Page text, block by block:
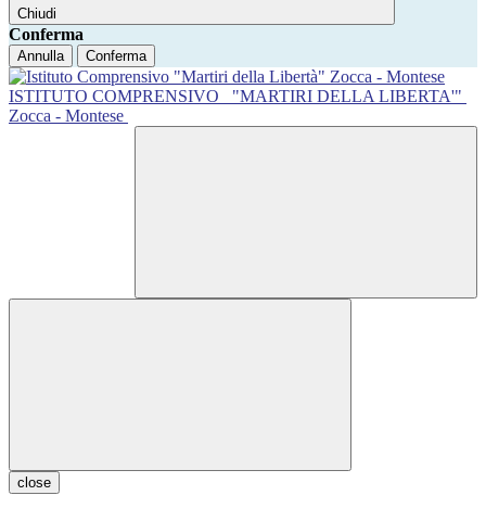
Chiudi
Conferma
Annulla Conferma
ISTITUTO COMPRENSIVO
"MARTIRI DELLA LIBERTA'"
Zocca - Montese
close